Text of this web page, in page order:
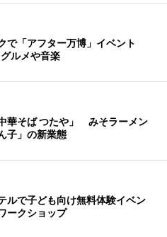
で「アフター万博」イベント
ルメや音楽
華そば つたや」 みそラーメン
子」の新業態
ルで子ども向け無料体験イベン
ークショップ